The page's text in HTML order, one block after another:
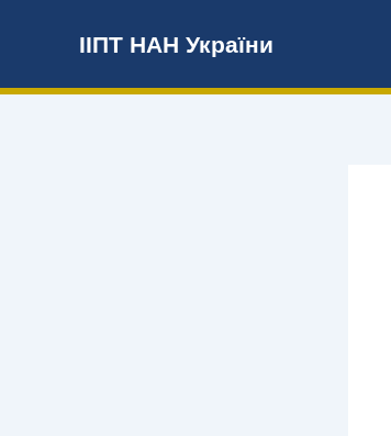
ІІПТ НАН України